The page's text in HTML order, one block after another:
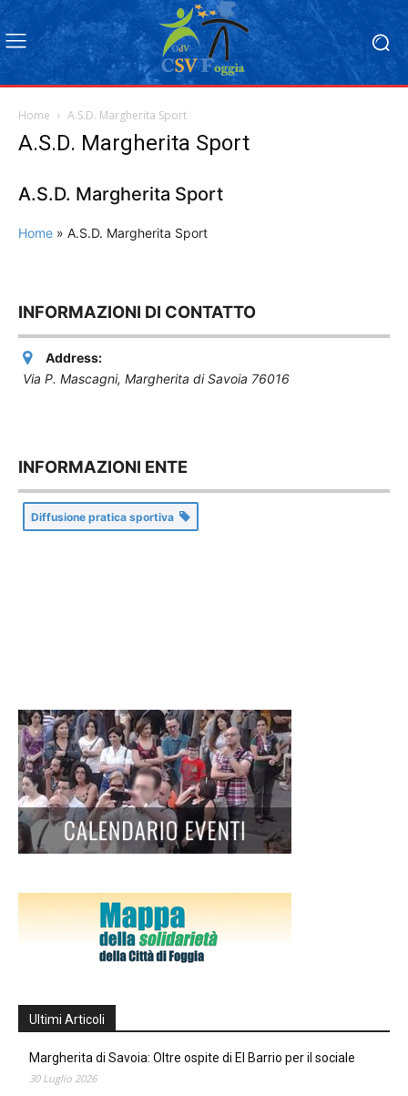
Home A.S.D. Margherita Sport
A.S.D. Margherita Sport
A.S.D. Margherita Sport
Home » A.S.D. Margherita Sport
INFORMAZIONI DI CONTATTO
Address:
Via P. Mascagni, Margherita di Savoia 76016
INFORMAZIONI ENTE
Diffusione pratica sportiva
Ultimi Articoli
Margherita di Savoia: Oltre ospite di El Barrio per il sociale
30 Luglio 2026